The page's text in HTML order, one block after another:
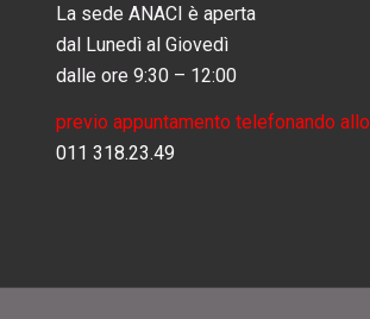
La sede ANACI è aperta
dal Lunedì al Giovedì
dalle ore 9:30 – 12:00
previo appuntamento telefonando allo
011 318.23.49